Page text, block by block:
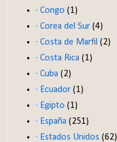
· Congo (1)
· Corea del Sur (4)
· Costa de Marfil (2)
· Costa Rica (1)
· Cuba (2)
· Ecuador (1)
· Egipto (1)
· España (251)
· Estados Unidos (62)